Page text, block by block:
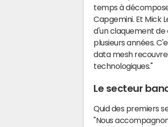
temps à
Capgemini. Et Mick
d'un claquement de
plusieurs années.
data mesh
technologiques."
Le secteur
Quid des premiers
"Nous